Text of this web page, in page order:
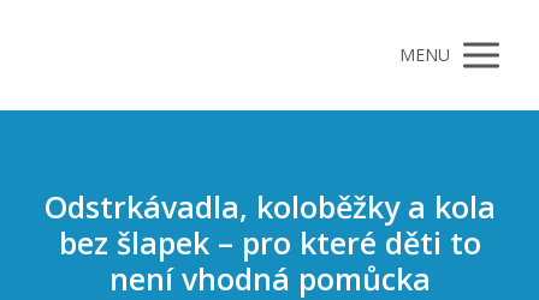
MENU
Odstrkávadla, koloběžky a kola
bez šlapek – pro které děti to
není vhodná pomůcka